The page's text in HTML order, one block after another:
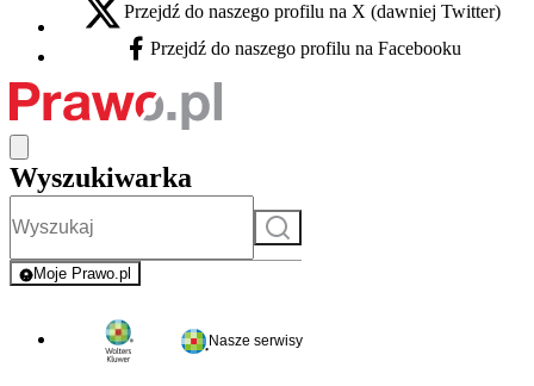
X - otwiera się w nowej karcie
Przejdź do naszego profilu na X (dawniej Twitter)
Facebook - otwiera się w nowej karcie
Przejdź do naszego profilu na Facebooku
Wyszukiwarka
Szukaj
Moje Prawo.pl
- rejestracja i logowanie do serwisu
Nasze serwisy